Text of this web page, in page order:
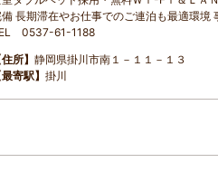
長期滞在やお仕事でのご連泊も最適環境
0537-61-1188
所】 静岡県掛川市南１－１１－１３
寄駅】 掛川